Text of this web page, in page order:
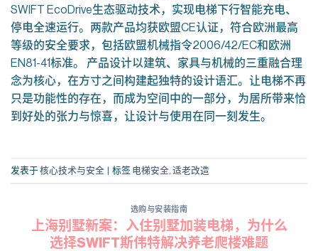
SWIFT EcoDrive生态驱动技术，实现电梯下行智能充电、
停电全速运行。两款产品均获欧盟CE认证，符合欧洲最高
等级的安全要求，包括欧盟机械指令2006/42/EC和欧洲
EN81-41标准。 产品设计以建筑、家具与机械的三重融合理
念为核心，在方寸之间构建起独特的设计语汇。让电梯不再
只是功能性的存在，而成为空间中的一部分，为居所带来恰
到好处的张力与惊喜，让设计与使用在同一刻发生。
发表于 核心技术与安全 标签 电梯安全 适老改造
选购与安装指南
上海别墅新案：入住别墅加装电梯，为什么
选择SWIFT斯伟特解决养老爬楼难题